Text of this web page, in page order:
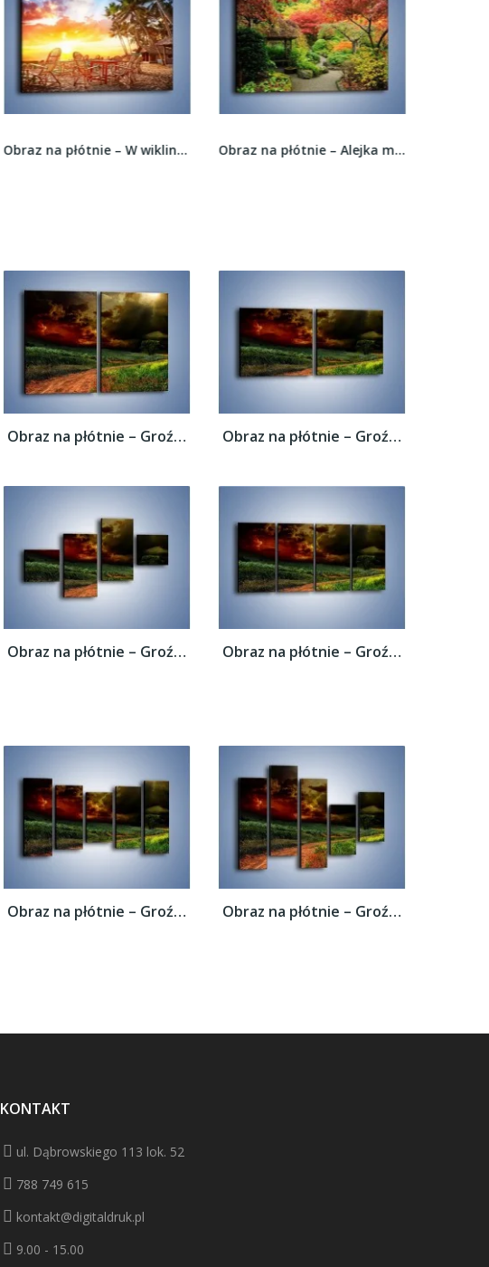
Obraz na płótnie – W wiklinowym krześle na... Obraz na płótnie – Alejka między kolorowymi...
Obraz na płótnie – Groźne chmury nad łąką... Obraz na płótnie – Groźne chmury nad łąką...
Obraz na płótnie – Groźne chmury nad łąką... Obraz na płótnie – Groźne chmury nad łąką...
Obraz na płótnie – Groźne chmury nad łąką... Obraz na płótnie – Groźne chmury nad łąką...
KONTAKT
ul. Dąbrowskiego 113 lok. 52
788 749 615
kontakt@digitaldruk.pl
9.00 - 15.00